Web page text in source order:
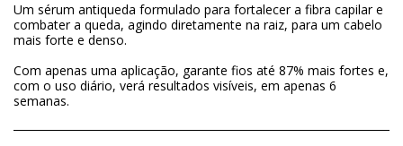
Um sérum antiqueda formulado para fortalecer a fibra capilar e
combater a queda, agindo diretamente na raiz, para um cabelo
mais forte e denso.
Com apenas uma aplicação, garante fios até 87% mais fortes e,
com o uso diário, verá resultados visíveis, em apenas 6
semanas.